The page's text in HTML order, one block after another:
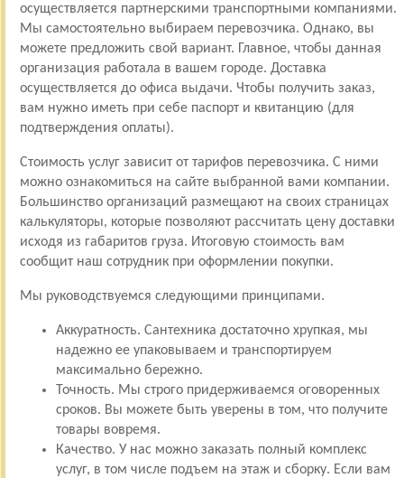
осуществляется партнерскими транспортными компаниями.
Мы самостоятельно выбираем перевозчика. Однако, вы
можете предложить свой вариант. Главное, чтобы данная
организация работала в вашем городе. Доставка
осуществляется до офиса выдачи. Чтобы получить заказ,
вам нужно иметь при себе паспорт и квитанцию (для
подтверждения оплаты).
Стоимость услуг зависит от тарифов перевозчика. С ними
можно ознакомиться на сайте выбранной вами компании.
Большинство организаций размещают на своих страницах
калькуляторы, которые позволяют рассчитать цену доставки
исходя из габаритов груза. Итоговую стоимость вам
сообщит наш сотрудник при оформлении покупки.
Мы руководствуемся следующими принципами.
Аккуратность. Сантехника достаточно хрупкая, мы
надежно ее упаковываем и транспортируем
максимально бережно.
Точность. Мы строго придерживаемся оговоренных
сроков. Вы можете быть уверены в том, что получите
товары вовремя.
Качество. У нас можно заказать полный комплекс
услуг, в том числе подъем на этаж и сборку. Если вам